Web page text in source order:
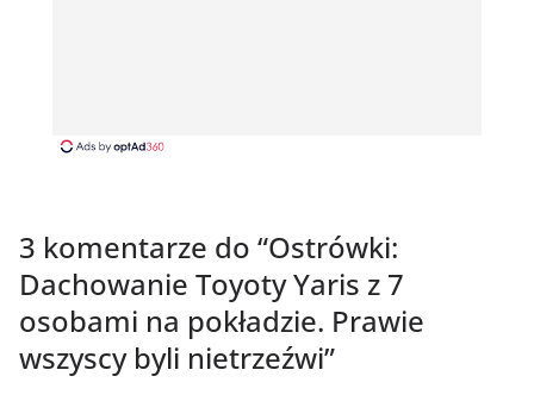
3 komentarze do “Ostrówki:
Dachowanie Toyoty Yaris z 7
osobami na pokładzie. Prawie
wszyscy byli nietrzeźwi”